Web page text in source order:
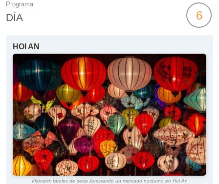
Programa
DÍA 6
HOI AN
Vietnam: faroles de seda iluminando un mercado nocturno en Hoi An